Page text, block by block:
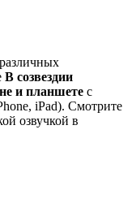
В созвездии
и планшете с
iPad). Смотрите
озвучкой в